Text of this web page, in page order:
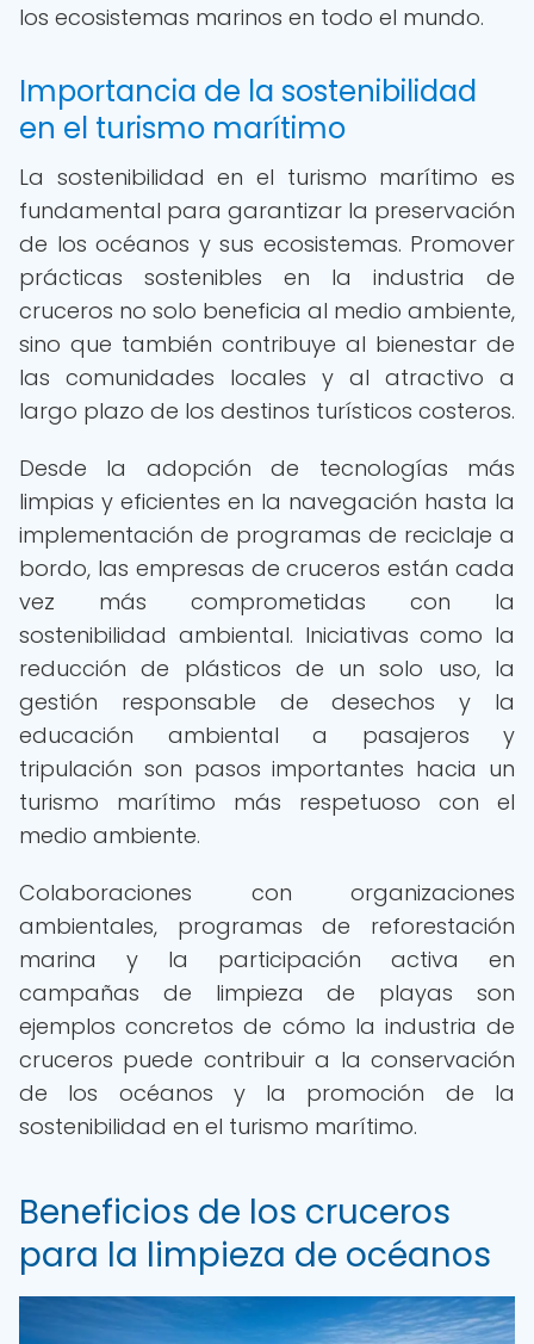
los ecosistemas marinos en todo el mundo.
Importancia de la sostenibilidad
en el turismo marítimo
La sostenibilidad en el turismo marítimo es
fundamental para garantizar la preservación
de los océanos y sus ecosistemas. Promover
prácticas sostenibles en la industria de
cruceros no solo beneficia al medio ambiente,
sino que también contribuye al bienestar de
las comunidades locales y al atractivo a
largo plazo de los destinos turísticos costeros.
Desde la adopción de tecnologías más
limpias y eficientes en la navegación hasta la
implementación de programas de reciclaje a
bordo, las empresas de cruceros están cada
vez más comprometidas con la
sostenibilidad ambiental. Iniciativas como la
reducción de plásticos de un solo uso, la
gestión responsable de desechos y la
educación ambiental a pasajeros y
tripulación son pasos importantes hacia un
turismo marítimo más respetuoso con el
medio ambiente.
Colaboraciones con organizaciones
ambientales, programas de reforestación
marina y la participación activa en
campañas de limpieza de playas son
ejemplos concretos de cómo la industria de
cruceros puede contribuir a la conservación
de los océanos y la promoción de la
sostenibilidad en el turismo marítimo.
Beneficios de los cruceros
para la limpieza de océanos